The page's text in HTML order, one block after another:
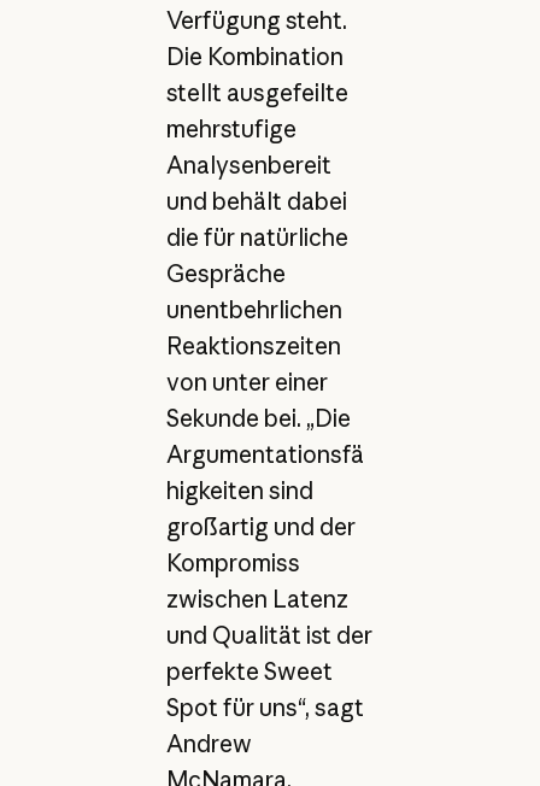
Verfügung steht.
Die Kombination
stellt ausgefeilte
mehrstufige
Analysenbereit
und behält dabei
die für natürliche
Gespräche
unentbehrlichen
Reaktionszeiten
von unter einer
Sekunde bei. „Die
Argumentationsfä
higkeiten sind
großartig und der
Kompromiss
zwischen Latenz
und Qualität ist der
perfekte Sweet
Spot für uns“, sagt
Andrew
McNamara,